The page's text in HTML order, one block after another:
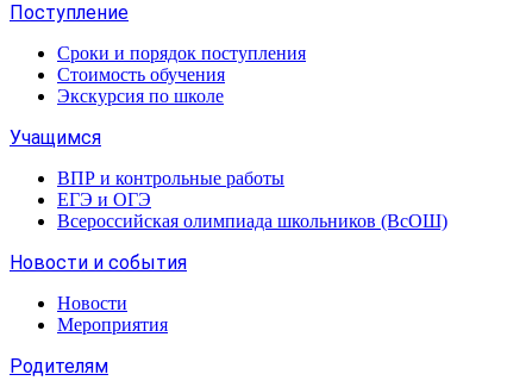
Поступление
Сроки и порядок поступления
Стоимость обучения
Экскурсия по школе
Учащимся
ВПР и контрольные работы
ЕГЭ и ОГЭ
Всероссийская олимпиада школьников (ВсОШ)
Новости и события
Новости
Мероприятия
Родителям